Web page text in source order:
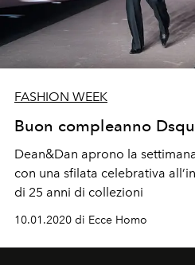
FASHION WEEK
Buon compleanno
Dean&Dan aprono la
con una sfilata celebrativa
di 25 anni di collezioni
10.01.2020 di Ecce Homo